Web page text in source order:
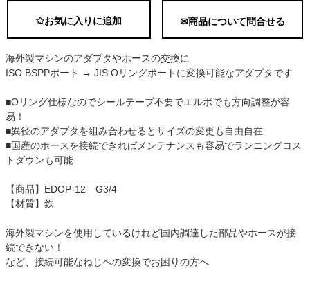
✩お気に入りに追加 ✉商品について問合せる
海外製マシンのアダプタやホースの交換に
ISO BSPPポート → JIS Oリングポートに変換可能なアダプタです
■Oリング仕様なのでシールテープ不要でエルボでも方向調整が容
易！
■異径のアダプタを組み合わせるとサイズの変更も自由自在
■国産のホースを接続できればメンテナンスも容易でランニングコス
トダウンも可能
【商品】EDOP-12 G3/4
【材質】鉄
海外製マシンを使用しているけれど国内調達した部品やホースが接
続できない！
など、接続可能なねじへの変換でお困りの方へ